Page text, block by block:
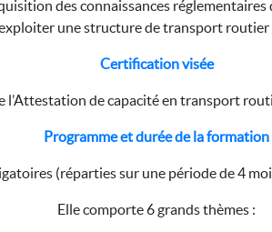
des connaissances réglementaires
une structure de transport routier
Certification visée
l’Attestation de capacité en transport
Programme et durée de la formation
(réparties sur une période de 4
Elle comporte 6 grands thèmes :